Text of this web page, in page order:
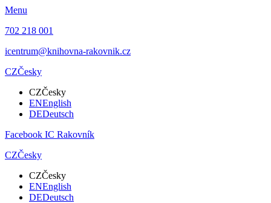
Menu
702 218 001
icentrum@knihovna-rakovnik.cz
CZČesky
CZČesky
ENEnglish
DEDeutsch
Facebook IC Rakovník
CZČesky
CZČesky
ENEnglish
DEDeutsch